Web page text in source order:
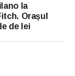
la
Orașul
de lei